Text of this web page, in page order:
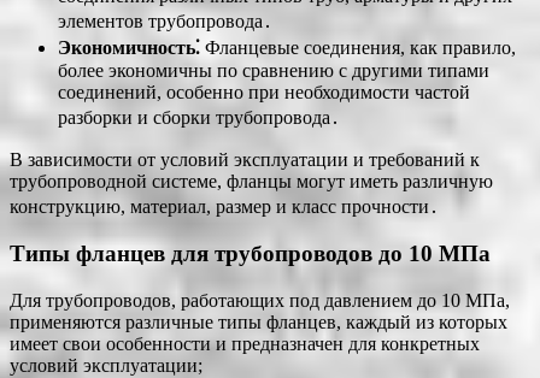
элементов трубопровода․
Экономичность⁚ Фланцевые соединения, как правило,
более экономичны по сравнению с другими типами
соединений, особенно при необходимости частой
разборки и сборки трубопровода․
В зависимости от условий эксплуатации и требований к
трубопроводной системе, фланцы могут иметь различную
конструкцию, материал, размер и класс прочности․
Типы фланцев для трубопроводов до 10 МПа
Для трубопроводов, работающих под давлением до 10 МПа,
применяются различные типы фланцев, каждый из которых
имеет свои особенности и предназначен для конкретных
условий эксплуатации;